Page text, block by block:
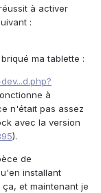
à activer
:
ma tablette :
à
n'était pas assez
avec la version
).
de
installant
et maintenant je